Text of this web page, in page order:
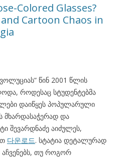
Colored Glasses?
Cartoon Chaos in
წინ 2001 წლის
როდესაც სტუდენტებმა
დაიწყეს პოპულარული
მხარდასაჭერად და
შევარდნაძე აიძულეს,
다운로드. სტატია დეტალურად
თუ როგორ